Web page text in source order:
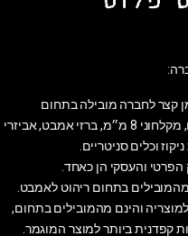
קצר לחברה מובילה בתחום
אמבט, אביזרי
וכלים סניטריים.
והעסקי הן כאחד.
בתחום ריהוט לאמבט.
והינם מהמובילים בתחום,
קפדנית ביותר למוצר המוגמר.